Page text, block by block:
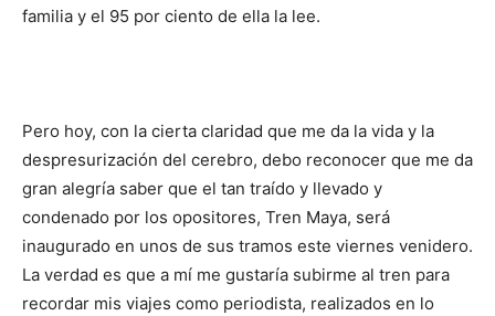
familia y el 95 por ciento de ella la lee.
Pero hoy, con la cierta claridad que me da la vida y la
despresurización del cerebro, debo reconocer que me da
gran alegría saber que el tan traído y llevado y
condenado por los opositores, Tren Maya, será
inaugurado en unos de sus tramos este viernes venidero.
La verdad es que a mí me gustaría subirme al tren para
recordar mis viajes como periodista, realizados en lo